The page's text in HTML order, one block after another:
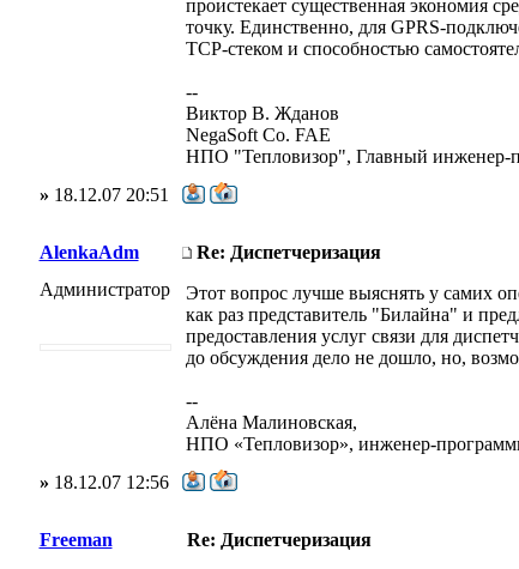
проистекает существенная экономия
точку. Единственно, для GPRS-
TCP-стеком и способностью
--
Виктор В. Жданов
NegaSoft Co. FAE
НПО "Тепловизор", Главный инженер-
» 18.12.07 20:51
AlenkaAdm
Re: Диспетчеризация
Администратор
Этот вопрос лучше выяснять у самих
как раз представитель "Билайна" и
предоставления услуг связи для
до обсуждения дело не дошло, но,
--
Алёна Малиновская,
НПО «Тепловизор», инженер-
» 18.12.07 12:56
Freeman Re: Диспетчеризация